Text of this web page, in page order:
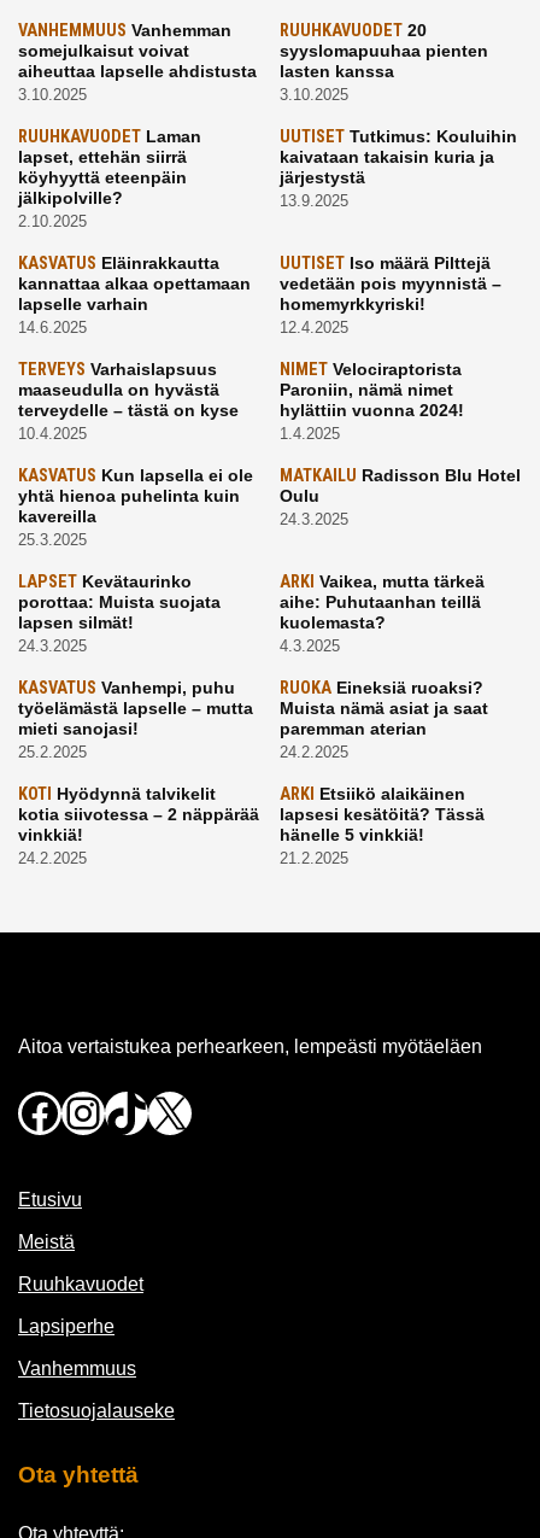
VANHEMMUUS Vanhemman
somejulkaisut voivat
aiheuttaa lapselle ahdistusta
3.10.2025
RUUHKAVUODET20
syyslomapuuhaa pienten
lasten kanssa
3.10.2025
RUUHKAVUODET Laman
lapset, ettehän siirrä
köyhyyttä eteenpäin
jälkipolville?
2.10.2025
UUTISETTutkimus: Kouluihin
kaivataan takaisin kuria ja
järjestystä
13.9.2025
KASVATUS Eläinrakkautta
kannattaa alkaa opettamaan
lapselle varhain
14.6.2025
UUTISETIso määrä Pilttejä
vedetään pois myynnistä –
homemyrkkyriski!
12.4.2025
TERVEYS Varhaislapsuus
maaseudulla on hyvästä
terveydelle – tästä on kyse
10.4.2025
NIMETVelociraptorista
Paroniin, nämä nimet
hylättiin vuonna 2024!
1.4.2025
KASVATUS Kun lapsella ei ole
yhtä hienoa puhelinta kuin
kavereilla
25.3.2025
MATKAILU Radisson Blu Hotel
Oulu
24.3.2025
LAPSET Kevätaurinko
porottaa: Muista suojata
lapsen silmät!
24.3.2025
ARKI Vaikea, mutta tärkeä
aihe: Puhutaanhan teillä
kuolemasta?
4.3.2025
KASVATUS Vanhempi, puhu
työelämästä lapselle – mutta
mieti sanojasi!
25.2.2025
RUOKAEineksiä ruoaksi?
Muista nämä asiat ja saat
paremman aterian
24.2.2025
KOTI Hyödynnä talvikelit
kotia siivotessa – 2 näppärää
vinkkiä!
24.2.2025
ARKI Etsiikö alaikäinen
lapsesi kesätöitä? Tässä
hänelle 5 vinkkiä!
21.2.2025
Aitoa vertaistukea perhearkeen, lempeästi myötäeläen
Facebook
Instagram
TikTok
X
Etusivu
Meistä
Ruuhkavuodet
Lapsiperhe
Vanhemmuus
Tietosuojalauseke
Ota yhtettä